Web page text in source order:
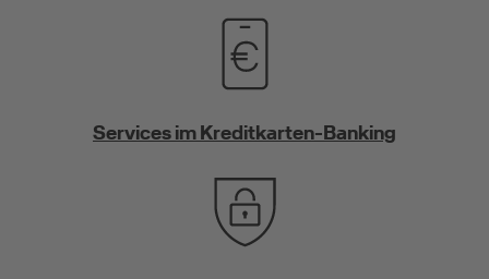
Services im Kreditkarten-Banking